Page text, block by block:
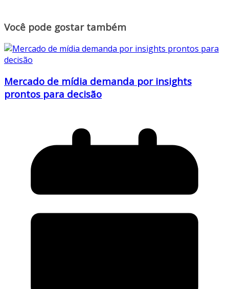
Você pode gostar também
Mercado de mídia demanda por insights
prontos para decisão